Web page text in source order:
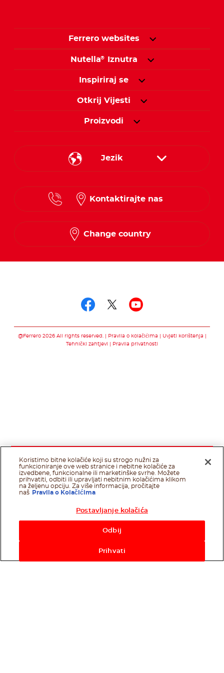
Ferrero websites
Nutella® Iznutra
Inspiriraj se
Otkrij Vijesti
Proizvodi
Jezik
Croatian
Kontaktirajte nas
Change country
@Ferrero 2026 All rights reserved. Pravila o kolačićima
Uvjeti korištenja
Tehnički zahtjevi
Pravila privatnosti
Koristimo bitne kolačiće koji su strogo nužni za
funkcioniranje ove web stranice i nebitne kolačiće za
izvedbene, funkcionalne ili marketinške svrhe. Možete
prihvatiti, odbiti ili upravljati nebitnim kolačićima klikom
na željenu opciju. Za više informacija, pročitajte
naš
Pravila o Kolačićima
Postavljanje kolačića
Odbij
Prihvati